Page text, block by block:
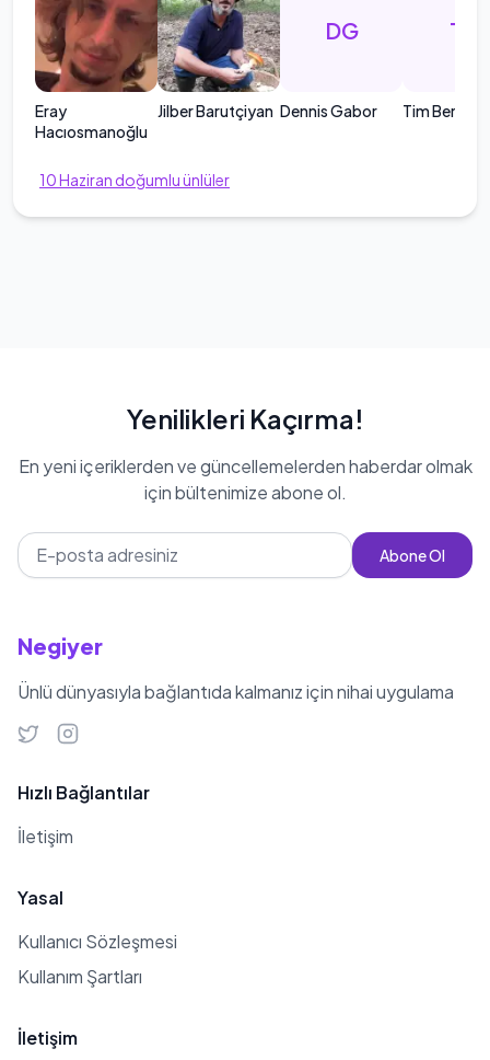
Eray
Hacıosmanoğlu
Jilber Barutçiyan
DG
Dennis Gabor
TB
Tim Berners
10Haziran doğumlu ünlüler
Yenilikleri Kaçırma!
En yeni içeriklerden ve güncellemelerden haberdar olmak
için bültenimize abone ol.
Abone Ol
Negiyer
Ünlü dünyasıyla bağlantıda kalmanız için nihai uygulama
Hızlı Bağlantılar
İletişim
Yasal
Kullanıcı Sözleşmesi
Kullanım Şartları
İletişim